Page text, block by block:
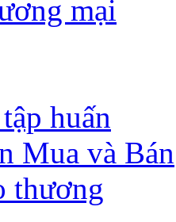
mại
huấn
Mua và Bán
thương